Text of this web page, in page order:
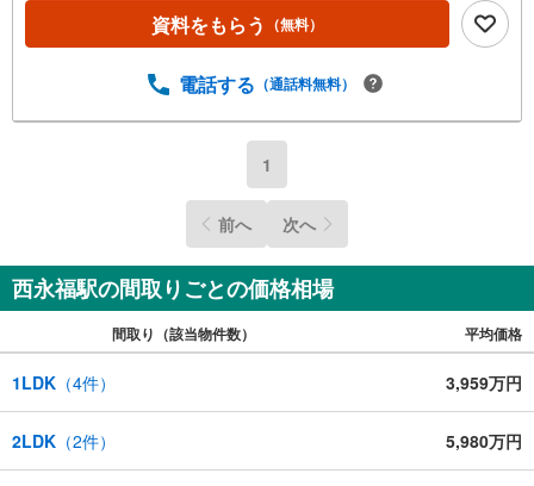
資料をもらう （無料）
電話する （通話料無料）
1
前へ 次へ
西永福駅の間取りごとの価格相場
間取り（該当物件数） 平均価格
1LDK （4件） 3,959万円
2LDK （2件） 5,980万円